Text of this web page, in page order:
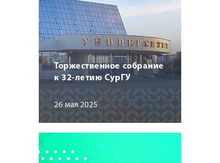
Торжественное собрание
к 32-летию СурГУ
26 мая 2025